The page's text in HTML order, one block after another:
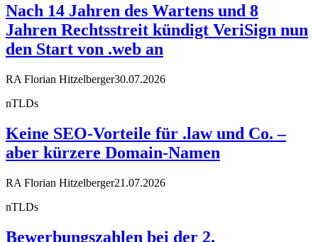
Nach 14 Jahren des Wartens und 8
Jahren Rechtsstreit kündigt VeriSign nun
den Start von .web an
RA Florian Hitzelberger30.07.2026
nTLDs
Keine SEO-Vorteile für .law und Co. –
aber kürzere Domain-Namen
RA Florian Hitzelberger21.07.2026
nTLDs
Bewerbungszahlen bei der 2.